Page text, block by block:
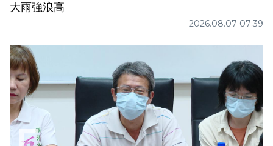
大雨強浪高
2026.08.07 07:39